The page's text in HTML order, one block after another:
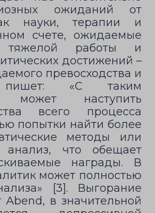
ожиданий от
науки, терапии и
счете, ожидаемые
тяжелой работы и
достижений –
превосходства и
«С таким
может наступить
всего процесса
попытки найти более
методы или
анализ, что обещает
награды. В
может полностью
[3]. Выгорание
в значительной